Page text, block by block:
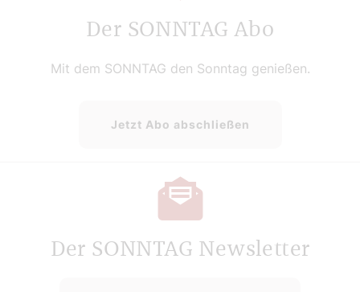
Der SONNTAG Abo
Mit dem SONNTAG den Sonntag genießen.
Jetzt Abo abschließen
Der SONNTAG Newsletter